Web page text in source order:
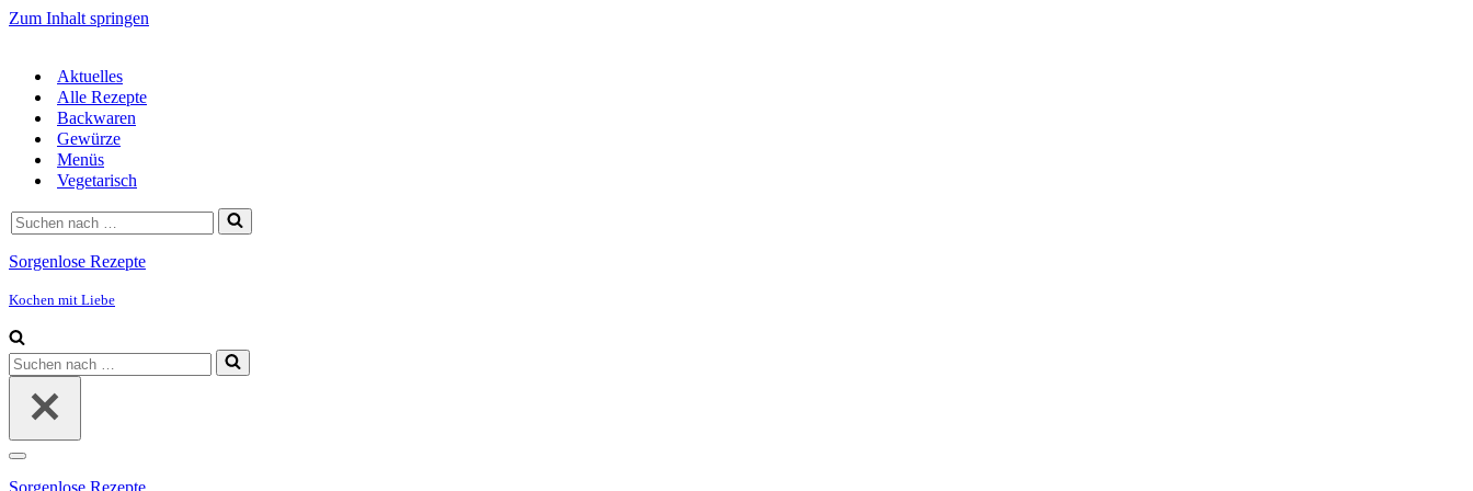
Zum Inhalt springen
Aktuelles
Alle Rezepte
Backwaren
Gewürze
Menüs
Vegetarisch
Suchen
nach …
Sorgenlose Rezepte
Kochen mit Liebe
Suchen
nach …
Navigationsmenü
Sorgenlose Rezepte